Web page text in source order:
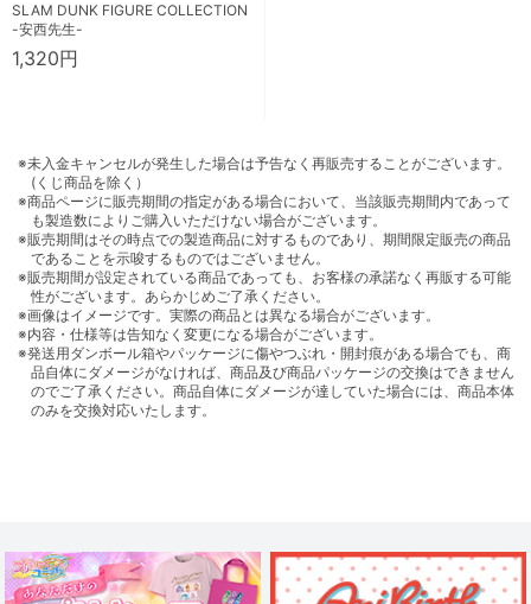
SLAM DUNK FIGURE COLLECTION
-安西先生-
1,320円
※未入金キャンセルが発生した場合は予告なく再販売することがございます。
(くじ商品を除く）
※商品ページに販売期間の指定がある場合において、当該販売期間内であって
も製造数によりご購入いただけない場合がございます。
※販売期間はその時点での製造商品に対するものであり、期間限定販売の商品
であることを示唆するものではございません。
※販売期間が設定されている商品であっても、お客様の承諾なく再販する可能
性がございます。あらかじめご了承ください。
※画像はイメージです。実際の商品とは異なる場合がございます。
※内容・仕様等は告知なく変更になる場合がございます。
※発送用ダンボール箱やパッケージに傷やつぶれ・開封痕がある場合でも、商
品自体にダメージがなければ、商品及び商品パッケージの交換はできません
のでご了承ください。商品自体にダメージが達していた場合には、商品本体
のみを交換対応いたします。